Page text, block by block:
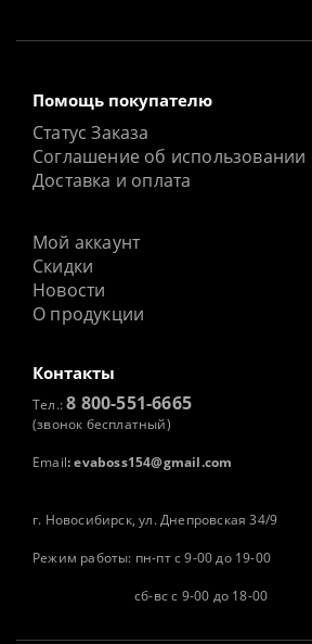
Помощь покупателю
Статус Заказа
Соглашение об использовании
Доставка и оплата
Мой аккаунт
Скидки
Новости
О продукции
Контакты
Тел.:8 800-551-6665
(звонок бесплатный)
Email: evaboss154@gmail.com
г. Новосибирск, ул. Днепровская 34/9
Режим работы: пн-пт с 9-00 до 19-00
сб-вс с 9-00 до 18-00